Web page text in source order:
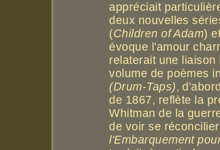
appréciait
deux nouvelles
(Children of Adam)
évoque l'amour
relaterait une
volume de poèmes
(Drum-Taps),
de 1867, reflète la
Whitman de la
de voir se
l'Embarquement